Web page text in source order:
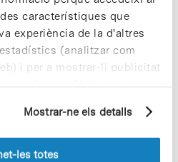
característiques que
experiència de la d'altres
(analitzar com
i per a mostrar-li publicitat
d'un perfil elaborat a
obtenir més informació sobre
laPolítica de cookiesdel
Mostrar-ne els detalls
les totes